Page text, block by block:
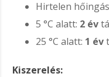
Hirtelen
5 °C alatt: 2 év
25 °C alatt: 1 év
Kiszerelés: